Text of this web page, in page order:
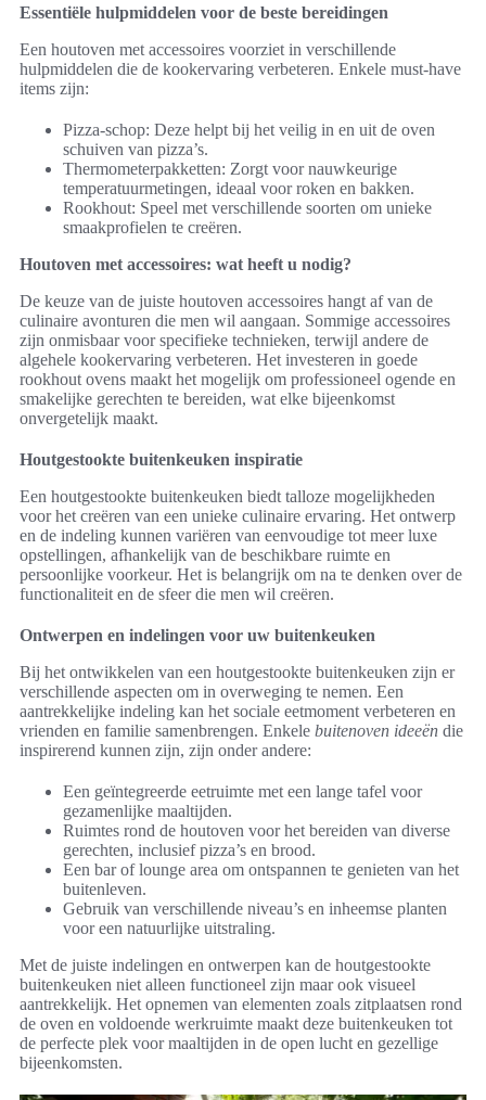
Essentiële hulpmiddelen voor de beste bereidingen
Een houtoven met accessoires voorziet in verschillende
hulpmiddelen die de kookervaring verbeteren. Enkele must-have
items zijn:
Pizza-schop: Deze helpt bij het veilig in en uit de oven
schuiven van pizza’s.
Thermometerpakketten: Zorgt voor nauwkeurige
temperatuurmetingen, ideaal voor roken en bakken.
Rookhout: Speel met verschillende soorten om unieke
smaakprofielen te creëren.
Houtoven met accessoires: wat heeft u nodig?
De keuze van de juiste houtoven accessoires hangt af van de
culinaire avonturen die men wil aangaan. Sommige accessoires
zijn onmisbaar voor specifieke technieken, terwijl andere de
algehele kookervaring verbeteren. Het investeren in goede
rookhout ovens maakt het mogelijk om professioneel ogende en
smakelijke gerechten te bereiden, wat elke bijeenkomst
onvergetelijk maakt.
Houtgestookte buitenkeuken inspiratie
Een houtgestookte buitenkeuken biedt talloze mogelijkheden
voor het creëren van een unieke culinaire ervaring. Het ontwerp
en de indeling kunnen variëren van eenvoudige tot meer luxe
opstellingen, afhankelijk van de beschikbare ruimte en
persoonlijke voorkeur. Het is belangrijk om na te denken over de
functionaliteit en de sfeer die men wil creëren.
Ontwerpen en indelingen voor uw buitenkeuken
Bij het ontwikkelen van een houtgestookte buitenkeuken zijn er
verschillende aspecten om in overweging te nemen. Een
aantrekkelijke indeling kan het sociale eetmoment verbeteren en
vrienden en familie samenbrengen. Enkele buitenoven ideeën die
inspirerend kunnen zijn, zijn onder andere:
Een geïntegreerde eetruimte met een lange tafel voor
gezamenlijke maaltijden.
Ruimtes rond de houtoven voor het bereiden van diverse
gerechten, inclusief pizza’s en brood.
Een bar of lounge area om ontspannen te genieten van het
buitenleven.
Gebruik van verschillende niveau’s en inheemse planten
voor een natuurlijke uitstraling.
Met de juiste indelingen en ontwerpen kan de houtgestookte
buitenkeuken niet alleen functioneel zijn maar ook visueel
aantrekkelijk. Het opnemen van elementen zoals zitplaatsen rond
de oven en voldoende werkruimte maakt deze buitenkeuken tot
de perfecte plek voor maaltijden in de open lucht en gezellige
bijeenkomsten.